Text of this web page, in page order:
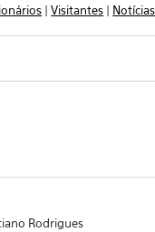
|Visitantes |
Rodrigues